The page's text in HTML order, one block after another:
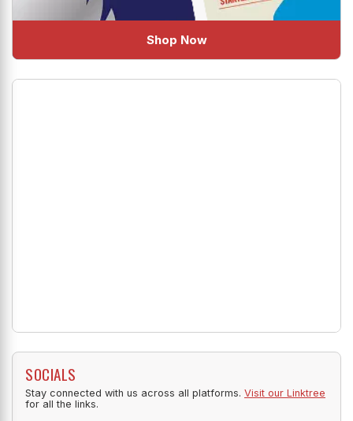
Shop Now
SOCIALS
Stay connected with us across all platforms. Visit our Linktree
for all the links.